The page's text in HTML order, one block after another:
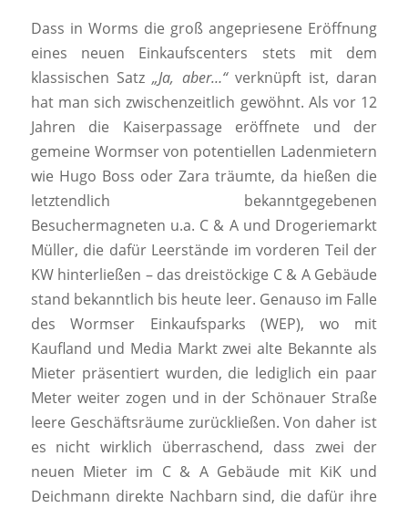
Dass in Worms die groß angepriesene Eröffnung
eines neuen Einkaufscenters stets mit dem
klassischen Satz„Ja, aber…“verknüpft ist, daran
hat man sich zwischenzeitlich gewöhnt. Als vor 12
Jahren die Kaiserpassage eröffnete und der
gemeine Wormser von potentiellen Ladenmietern
wie Hugo Boss oder Zara träumte, da hießen die
letztendlich bekanntgegebenen
Besuchermagneten u.a. C & A und Drogeriemarkt
Müller, die dafür Leerstände im vorderen Teil der
KW hinterließen – das dreistöckige C & A Gebäude
stand bekanntlich bis heute leer. Genauso im Falle
des Wormser Einkaufsparks (WEP), wo mit
Kaufland und Media Markt zwei alte Bekannte als
Mieter präsentiert wurden, die lediglich ein paar
Meter weiter zogen und in der Schönauer Straße
leere Geschäftsräume zurückließen. Von daher ist
es nicht wirklich überraschend, dass zwei der
neuen Mieter im C & A Gebäude mit KiK und
Deichmann direkte Nachbarn sind, die dafür ihre